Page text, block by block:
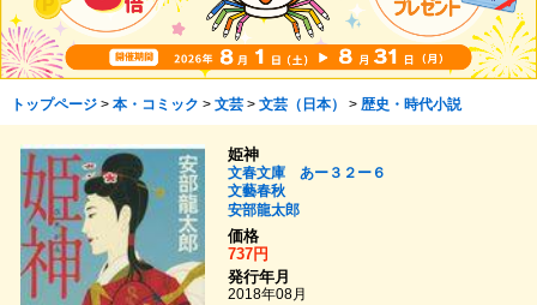
トップページ> 本・コミック > 文芸> 文芸（日本） > 歴史・時代小説
姫神
文春文庫 あー３２ー６
文藝春秋
安部龍太郎
価格
737円
発行年月
2018年08月